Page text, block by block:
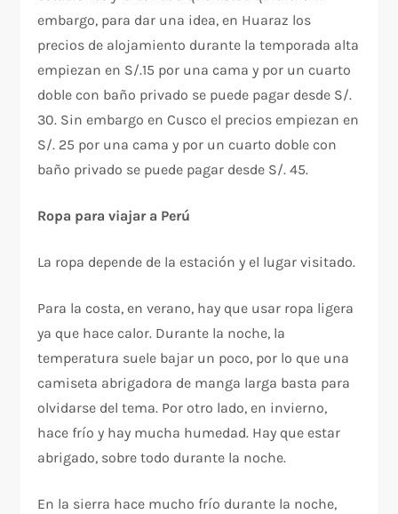
embargo, para dar una idea, en Huaraz los
precios de alojamiento durante la temporada alta
empiezan en S/.15 por una cama y por un cuarto
doble con baño privado se puede pagar desde S/.
30. Sin embargo en Cusco el precios empiezan en
S/. 25 por una cama y por un cuarto doble con
baño privado se puede pagar desde S/. 45.
Ropa para viajar a Perú
La ropa depende de la estación y el lugar visitado.
Para la costa, en verano, hay que usar ropa ligera
ya que hace calor. Durante la noche, la
temperatura suele bajar un poco, por lo que una
camiseta abrigadora de manga larga basta para
olvidarse del tema. Por otro lado, en invierno,
hace frío y hay mucha humedad. Hay que estar
abrigado, sobre todo durante la noche.
En la sierra hace mucho frío durante la noche,